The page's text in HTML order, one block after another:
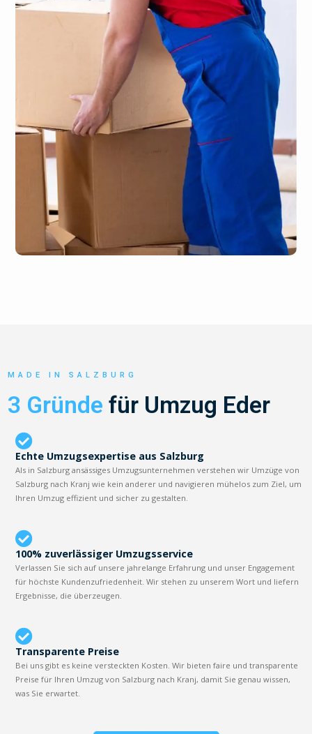
MADE IN SALZBURG
3 Gründe für Umzug Eder
Echte Umzugsexpertise aus Salzburg
Als in Salzburg ansässiges Umzugsunternehmen verstehen wir Umzüge von
Salzburg nach Kranj wie kein anderer und navigieren mühelos zum Ziel, um
Ihren Umzug effizient und sicher zu gestalten.
100% zuverlässiger Umzugsservice
Verlassen Sie sich auf unsere jahrelange Erfahrung und unser Engagement
für höchste Kundenzufriedenheit. Wir stehen zu unserem Wort und liefern
Ergebnisse, die überzeugen.
Transparente Preise
Bei uns gibt es keine versteckten Kosten. Wir bieten faire und transparente
Preise für Ihren Umzug von Salzburg nach Kranj, damit Sie genau wissen,
was Sie erwartet.